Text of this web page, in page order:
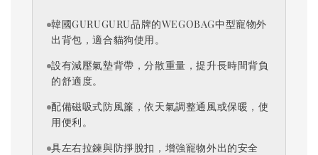
韓國GURUGURU品牌的WEGOBAG中型寵物外
出背包，適合貓狗使用。
設有減壓氣墊背帶，分散重量，提升長時間背負
的舒適度。
配備磁吸式防風簾，依天氣調整通風或保暖，使
用便利。
具左右拉鍊與防掙脫扣，增強寵物外出的安全